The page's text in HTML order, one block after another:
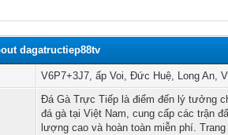
dagatructiep88tv
V6P7+3J7, ấp Voi, Đức Huệ, Long An,
Đá Gà Trực Tiếp là điểm đến lý tưởng
đá gà tại Việt Nam, cung cấp các trận
lượng cao và hoàn toàn miễn phí.